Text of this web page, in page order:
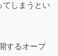
てしまうとい
するオープ